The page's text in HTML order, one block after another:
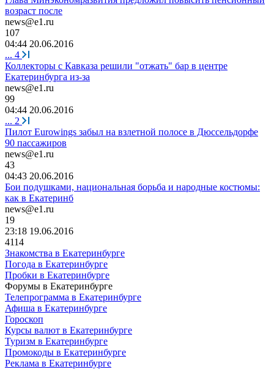
возраст после
news@e1.ru
107
04:44 20.06.2016
... 4
Коллекторы с Кавказа решили "отжать" бар в центре
Екатеринбурга из-за
news@e1.ru
99
04:44 20.06.2016
... 2
Пилот Eurowings забыл на взлетной полосе в Дюссельдорфе
90 пассажиров
news@e1.ru
43
04:43 20.06.2016
Бои подушками, национальная борьба и народные костюмы:
как в Екатеринб
news@e1.ru
19
23:18 19.06.2016
4114
Знакомства в Екатеринбурге
Погода в Екатеринбурге
Пробки в Екатеринбурге
Форумы в Екатеринбурге
Телепрограмма в Екатеринбурге
Афиша в Екатеринбурге
Гороскоп
Курсы валют в Екатеринбурге
Туризм в Екатеринбурге
Промокоды в Екатеринбурге
Реклама в Екатеринбурге